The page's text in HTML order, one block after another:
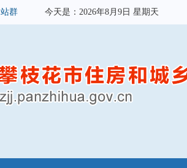
站群 今天是： 2026年8月9日 星期天